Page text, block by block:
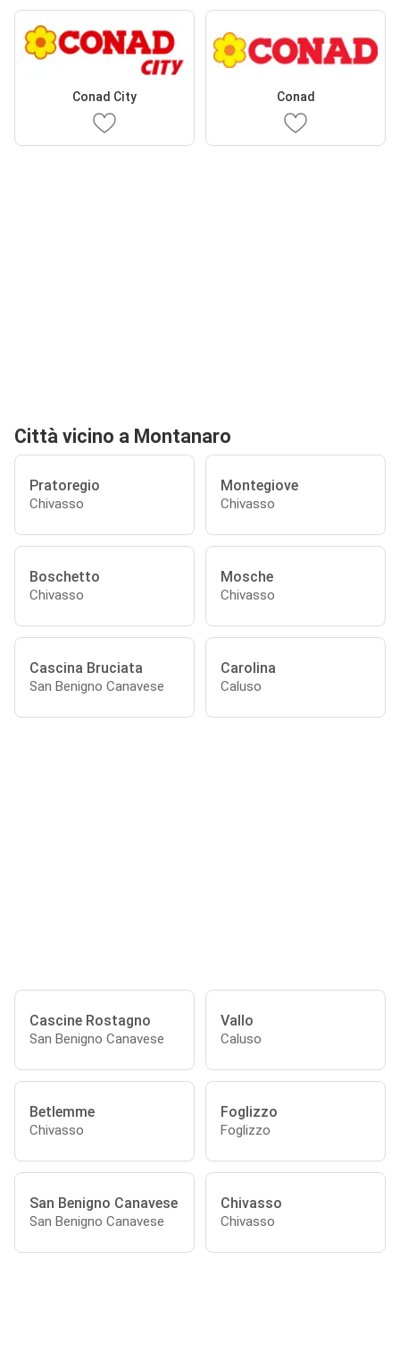
Conad City Conad
Città vicino a Montanaro
Pratoregio
Chivasso
Montegiove
Chivasso
Boschetto
Chivasso
Mosche
Chivasso
Cascina Bruciata
San Benigno Canavese
Carolina
Caluso
Cascine Rostagno
San Benigno Canavese
Vallo
Caluso
Betlemme
Chivasso
Foglizzo
Foglizzo
San Benigno Canavese
San Benigno Canavese
Chivasso
Chivasso